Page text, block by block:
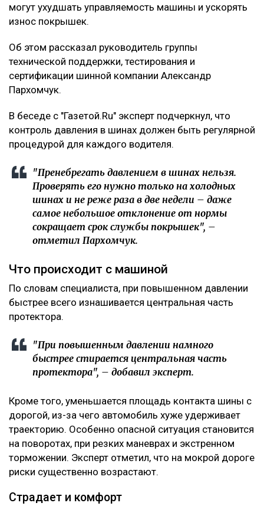
могут ухудшать управляемость машины и ускорять
износ покрышек.
Об этом рассказал руководитель группы
технической поддержки, тестирования и
сертификации шинной компании Александр
Пархомчук.
В беседе с "Газетой.Ru" эксперт подчеркнул, что
контроль давления в шинах должен быть регулярной
процедурой для каждого водителя.
"Пренебрегать давлением в шинах нельзя.
Проверять его нужно только на холодных
шинах и не реже раза в две недели – даже
самое небольшое отклонение от нормы
сокращает срок службы покрышек", –
отметил Пархомчук.
Что происходит с машиной
По словам специалиста, при повышенном давлении
быстрее всего изнашивается центральная часть
протектора.
"При повышенным давлении намного
быстрее стирается центральная часть
протектора", – добавил эксперт.
Кроме того, уменьшается площадь контакта шины с
дорогой, из-за чего автомобиль хуже удерживает
траекторию. Особенно опасной ситуация становится
на поворотах, при резких маневрах и экстренном
торможении. Эксперт отметил, что на мокрой дороге
риски существенно возрастают.
Страдает и комфорт